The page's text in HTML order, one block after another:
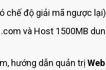
chế độ giải mã ngược lại)
và Host 1500MB
hướng dẫn quản trị